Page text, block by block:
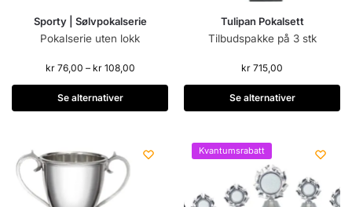
Sporty | Sølvpokalserie
Pokalserie uten lokk
kr76,00 – kr108,00
Se alternativer
Tulipan Pokalsett
Tilbudspakke på 3 stk
kr 715,00
Se alternativer
Kvantumsrabatt